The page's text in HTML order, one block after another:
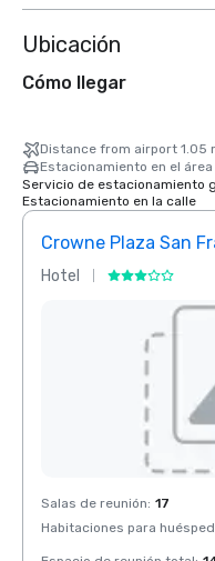
Ubicación
Cómo llegar
Distance from airport 1.05
Estacionamiento en el área
Servicio de estacionamiento
Estacionamiento en la calle
Crowne Plaza San
Hotel
Removed from
Salas de reunión: 17
Habitaciones para